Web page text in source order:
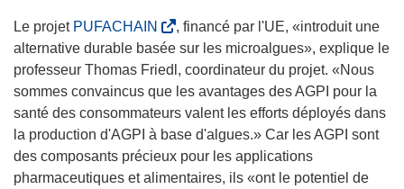
Le projet PUFACHAIN
s
’
o
u
v
r
e
, financé par l'UE, «introduit une
alternative durable basée sur les microalgues», explique le
professeur Thomas Friedl, coordinateur du projet. «Nous
sommes convaincus que les avantages des AGPI pour la
santé des consommateurs valent les efforts déployés dans
la production d'AGPI à base d'algues.» Car les AGPI sont
des composants précieux pour les applications
pharmaceutiques et alimentaires, ils «ont le potentiel de